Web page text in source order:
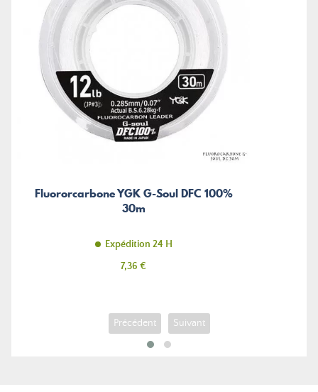
Fluororcarbone YGK G-Soul DFC 100%
30m
Expédition 24 H
Prix
7,36 €
Précédent Suivant